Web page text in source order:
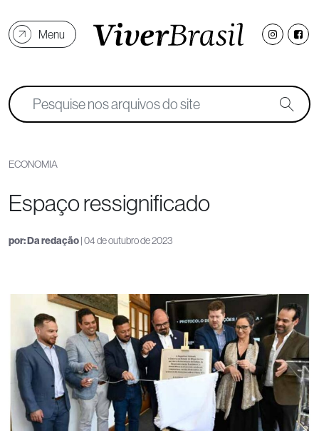
Menu
ECONOMIA
Espaço ressignificado
por:Da redação| 04 de outubro de 2023